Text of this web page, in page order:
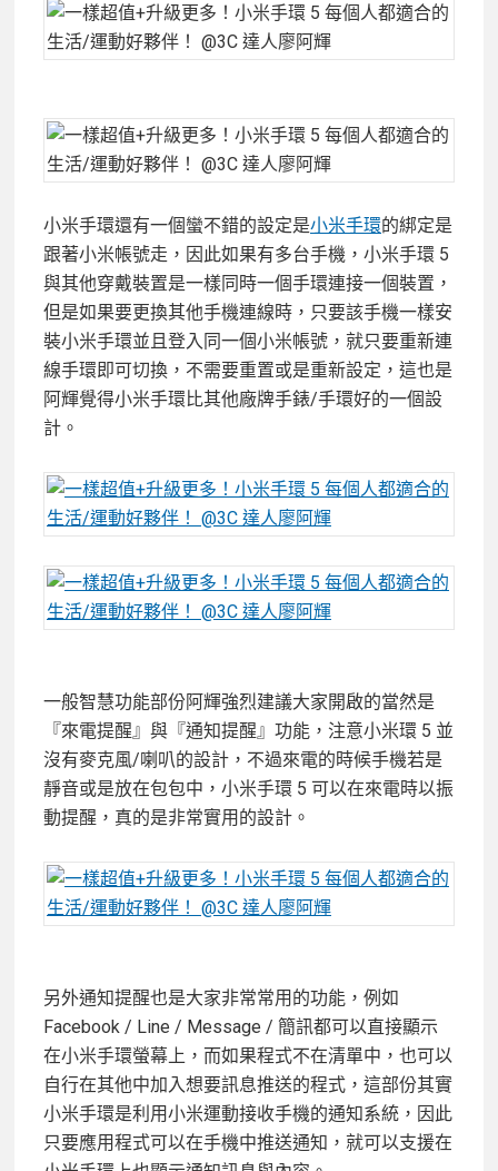
小米手環還有一個蠻不錯的設定是小米手環的綁定是
跟著小米帳號走，因此如果有多台手機，小米手環 5
與其他穿戴裝置是一樣同時一個手環連接一個裝置，
但是如果要更換其他手機連線時，只要該手機一樣安
裝小米手環並且登入同一個小米帳號，就只要重新連
線手環即可切換，不需要重置或是重新設定，這也是
阿輝覺得小米手環比其他廠牌手錶/手環好的一個設
計。
一般智慧功能部份阿輝強烈建議大家開啟的當然是
『來電提醒』與『通知提醒』功能，注意小米環 5 並
沒有麥克風/喇叭的設計，不過來電的時候手機若是
靜音或是放在包包中，小米手環 5 可以在來電時以振
動提醒，真的是非常實用的設計。
另外通知提醒也是大家非常常用的功能，例如
Facebook / Line / Message / 簡訊都可以直接顯示
在小米手環螢幕上，而如果程式不在清單中，也可以
自行在其他中加入想要訊息推送的程式，這部份其實
小米手環是利用小米運動接收手機的通知系統，因此
只要應用程式可以在手機中推送通知，就可以支援在